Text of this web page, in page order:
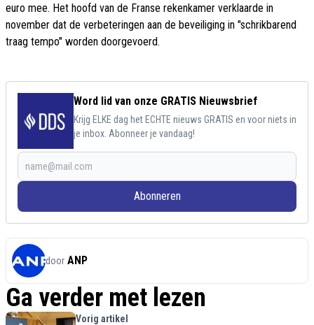
euro mee. Het hoofd van de Franse rekenkamer verklaarde in
november dat de verbeteringen aan de beveiliging in "schrikbarend
traag tempo" worden doorgevoerd.
Word lid van onze GRATIS Nieuwsbrief
Krijg ELKE dag het ECHTE nieuws GRATIS en voor niets in
je inbox. Abonneer je vandaag!
Abonneren
door ANP
Ga verder met lezen
Vorig artikel